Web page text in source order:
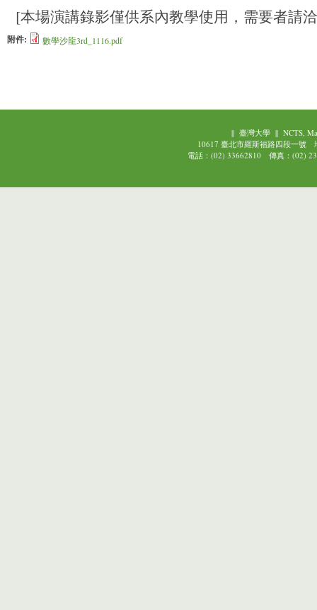
[本場演講錄影僅供系內教學使用，需要者請
附件: 數學沙龍3rd_1116.pdf
|| 臺灣大學|| NCTS,
10617 臺北市羅斯福路四段一號
電話：(02) 33662810 傳真：(02)